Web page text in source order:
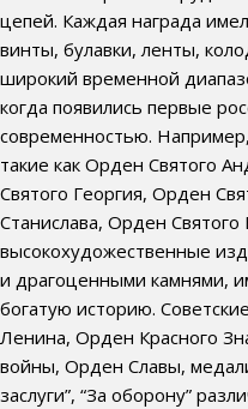
цепей. Каждая награда
винты, булавки, ленты,
широкий временной
когда появились первые
современностью.
такие как Орден Святого
Святого Георгия, Орден
Станислава, Орден
высокохудожественные
и драгоценными камнями,
богатую историю.
Ленина, Орден Красного
войны, Орден Славы,
заслуги”, “За оборону”